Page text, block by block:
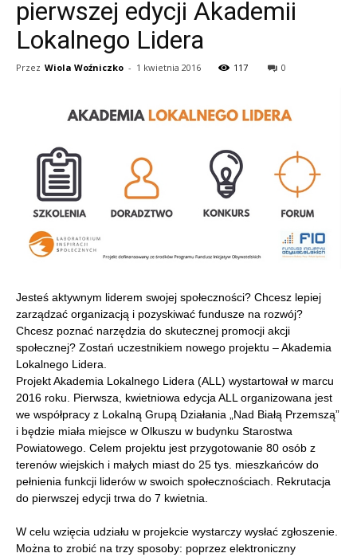
pierwszej edycji Akademii
Lokalnego Lidera
Przez Wiola Woźniczko - 1 kwietnia 2016 117 0
Jesteś aktywnym liderem swojej społeczności? Chcesz lepiej
zarządzać organizacją i pozyskiwać fundusze na rozwój?
Chcesz poznać narzędzia do skutecznej promocji akcji
społecznej? Zostań uczestnikiem nowego projektu – Akademia
Lokalnego Lidera.
Projekt Akademia Lokalnego Lidera (ALL) wystartował w marcu
2016 roku. Pierwsza, kwietniowa edycja ALL organizowana jest
we współpracy z Lokalną Grupą Działania „Nad Białą Przemszą”
i będzie miała miejsce w Olkuszu w budynku Starostwa
Powiatowego. Celem projektu jest przygotowanie 80 osób z
terenów wiejskich i małych miast do 25 tys. mieszkańców do
pełnienia funkcji liderów w swoich społecznościach. Rekrutacja
do pierwszej edycji trwa do 7 kwietnia.
W celu wzięcia udziału w projekcie wystarczy wysłać zgłoszenie.
Można to zrobić na trzy sposoby: poprzez elektroniczny